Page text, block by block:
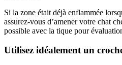
Si la zone était déjà enflammée
assurez-vous d’amener votre chat
possible avec la tique pour
Utilisez idéalement un